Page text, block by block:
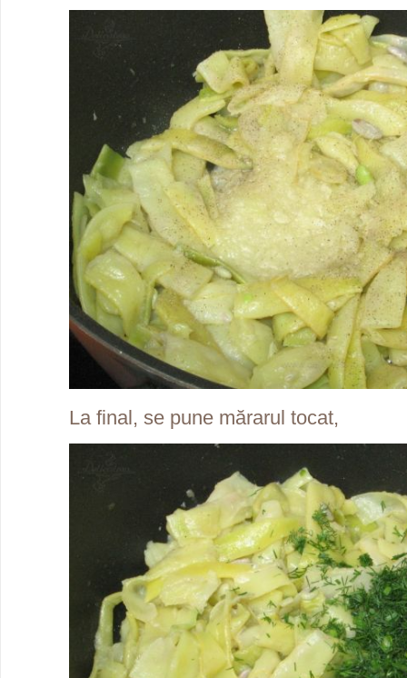
La final, se pune mărarul tocat,